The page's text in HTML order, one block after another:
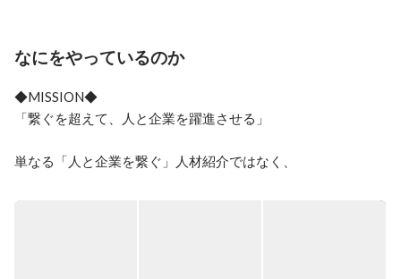
なにをやっているのか
◆MISSION◆
「繋ぐを超えて、人と企業を躍進させる」
単なる「人と企業を繋ぐ」人材紹介ではなく、
て、お客様のビジネスを飛躍させ、個々のキャリアを次のス